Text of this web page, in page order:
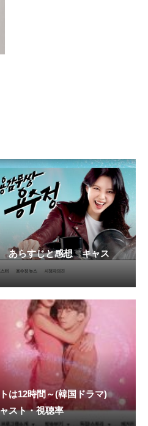
あらすじと感想 キャス
は12時間～(韓国ドラマ)
スト・視聴率